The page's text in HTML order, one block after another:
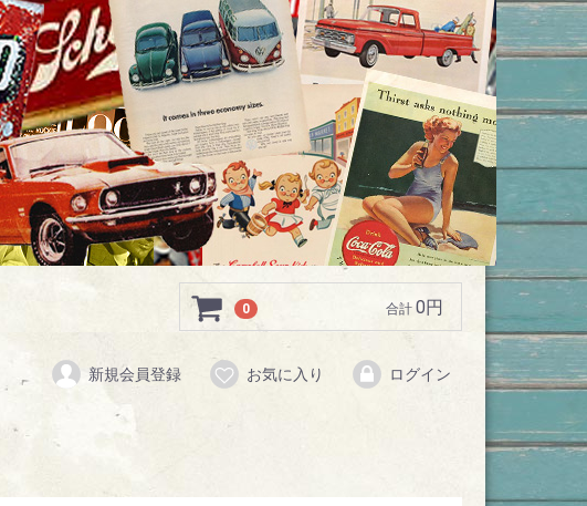
新規会員登録 お気に入り ログイン
0 合計 0円